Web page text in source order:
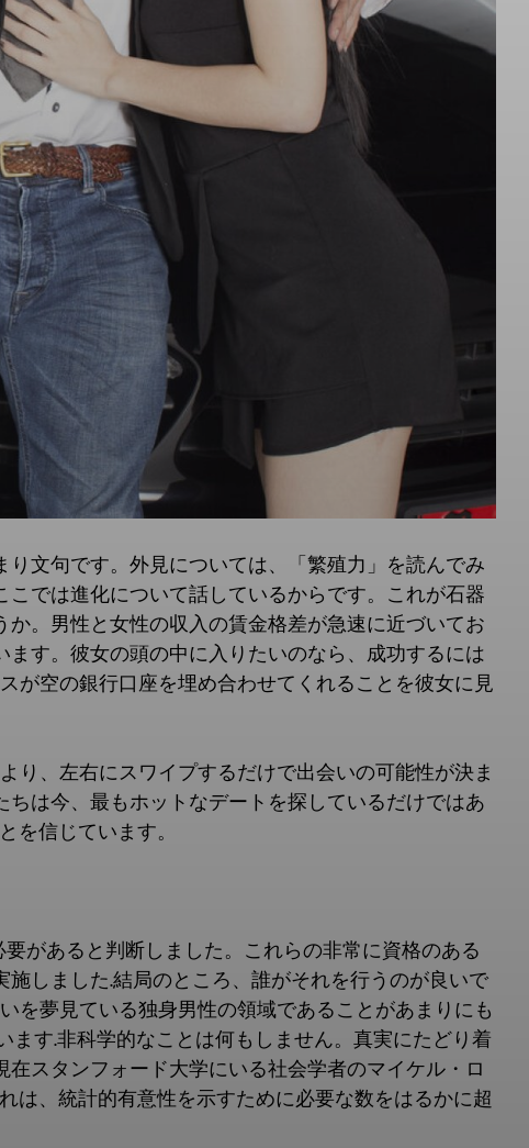
文句です。外見については、「繁殖力」を読んでみ
では進化について話しているからです。これが石器
。男性と女性の収入の賃金格差が急速に近づいてお
す。彼女の頭の中に入りたいのなら、成功するには
が空の銀行口座を埋め合わせてくれることを彼女に見
り、左右にスワイプするだけで出会いの可能性が決ま
は今、最もホットなデートを探しているだけではあ
を信じています。
があると判断しました。これらの非常に資格のある
しました.結局のところ、誰がそれを行うのが良いで
を夢見ている独身男性の領域であることがあまりにも
す.非科学的なことは何もしません。真実にたどり着
スタンフォード大学にいる社会学者のマイケル・ロ
は、統計的有意性を示すために必要な数をはるかに超